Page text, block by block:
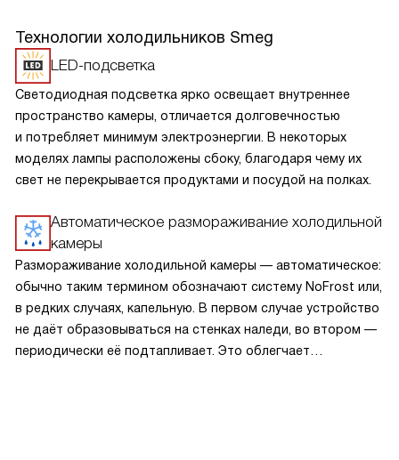
Технологии холодильников Smeg
LED-подсветка
Светодиодная подсветка ярко освещает внутреннее
пространство камеры, отличается долговечностью
и потребляет минимум электроэнергии. В некоторых
моделях лампы расположены сбоку, благодаря чему их
свет не перекрывается продуктами и посудой на полках.
Автоматическое размораживание холодильной
камеры
Размораживание холодильной камеры — автоматическое:
обычно таким термином обозначают систему NoFrost или,
в редких случаях, капельную. В первом случае устройство
не даёт образовываться на стенках наледи, во втором —
периодически её подтапливает. Это облегчает